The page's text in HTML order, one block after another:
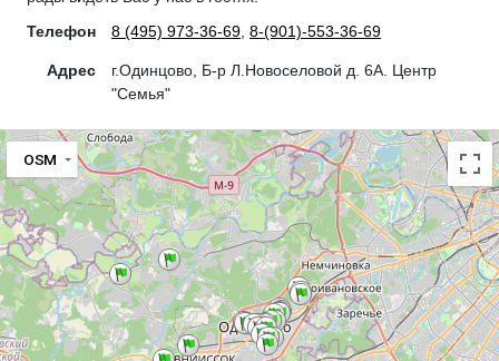
Телефон
8 (495) 973-36-69 8-(901)-553-36-69
Адрес
г.Одинцово, Б-р Л.Новоселовой д. 6А. Центр
"Семья"
OSM